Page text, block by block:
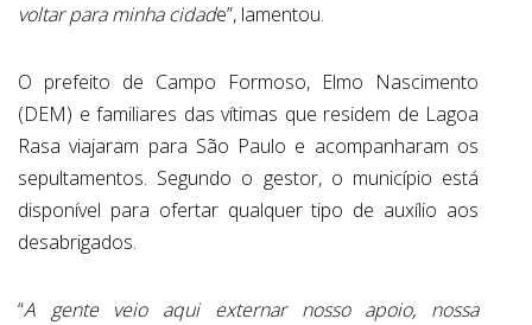
voltar para minha cidade”, lamentou.
O prefeito de Campo Formoso, Elmo Nascimento
(DEM) e familiares das vítimas que residem de Lagoa
Rasa viajaram para São Paulo e acompanharam os
sepultamentos. Segundo o gestor, o município está
disponível para ofertar qualquer tipo de auxílio aos
desabrigados.
“A gente veio aqui externar nosso apoio, nossa